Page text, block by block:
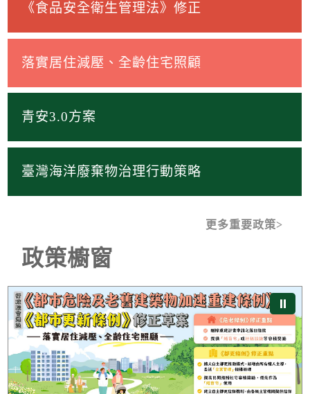
《食品安全衛生管理法》修正
落實居住減壓、全齡住宅照顧
青安3.0方案
臺灣海洋廢棄物治理行動策略
更多重要政策
政策櫥窗
⏸
《都市危險及老舊建築物加速重建條例》及《都市更新條